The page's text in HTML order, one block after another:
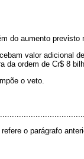
do aumento previsto
valor adicional
da ordem de Cr$ 8
o veto.
o parágrafo